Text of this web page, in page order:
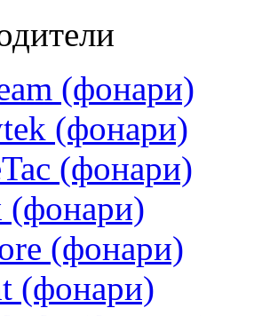
(фонари)
(фонари)
(фонари)
(фонари)
(фонари)
(фонари)